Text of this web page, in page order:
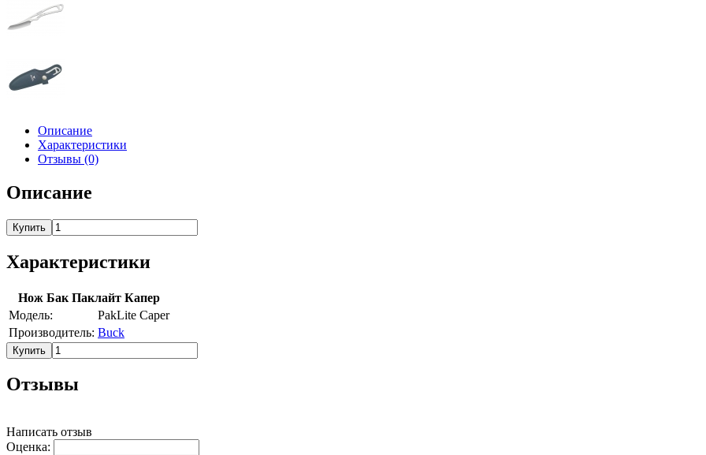
Описание
Характеристики
Отзывы (0)
Описание
Купить
Характеристики
Нож Бак Паклайт Капер
Модель:
PakLite Caper
Производитель: Buck
Купить
Отзывы
Написать отзыв
Оценка: